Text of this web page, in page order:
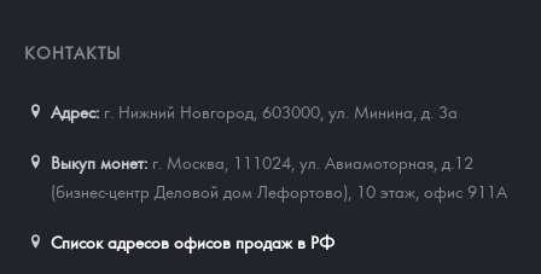
КОНТАКТЫ
Адрес: г. Нижний Новгород, 603000 ул. Минина, д. 3а
Выкуп монет: г. Москва, 111024, ул. Авиамоторная, д.12
(бизнес-центр Деловой дом Лефортово), 10 этаж, офис 911А
Список адресов офисов продаж в РФ